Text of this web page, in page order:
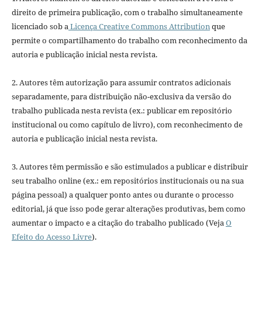
direito de primeira publicação, com o trabalho simultaneamente
licenciado sob aLicença Creative Commons Attributionque
permite o compartilhamento do trabalho com reconhecimento da
autoria e publicação inicial nesta revista.
2. Autores têm autorização para assumir contratos adicionais
separadamente, para distribuição não-exclusiva da versão do
trabalho publicada nesta revista (ex.: publicar em repositório
institucional ou como capítulo de livro), com reconhecimento de
autoria e publicação inicial nesta revista.
3. Autores têm permissão e são estimulados a publicar e distribuir
seu trabalho online (ex.: em repositórios institucionais ou na sua
página pessoal) a qualquer ponto antes ou durante o processo
editorial, já que isso pode gerar alterações produtivas, bem como
aumentar o impacto e a citação do trabalho publicado (VejaO
Efeito do Acesso Livre).